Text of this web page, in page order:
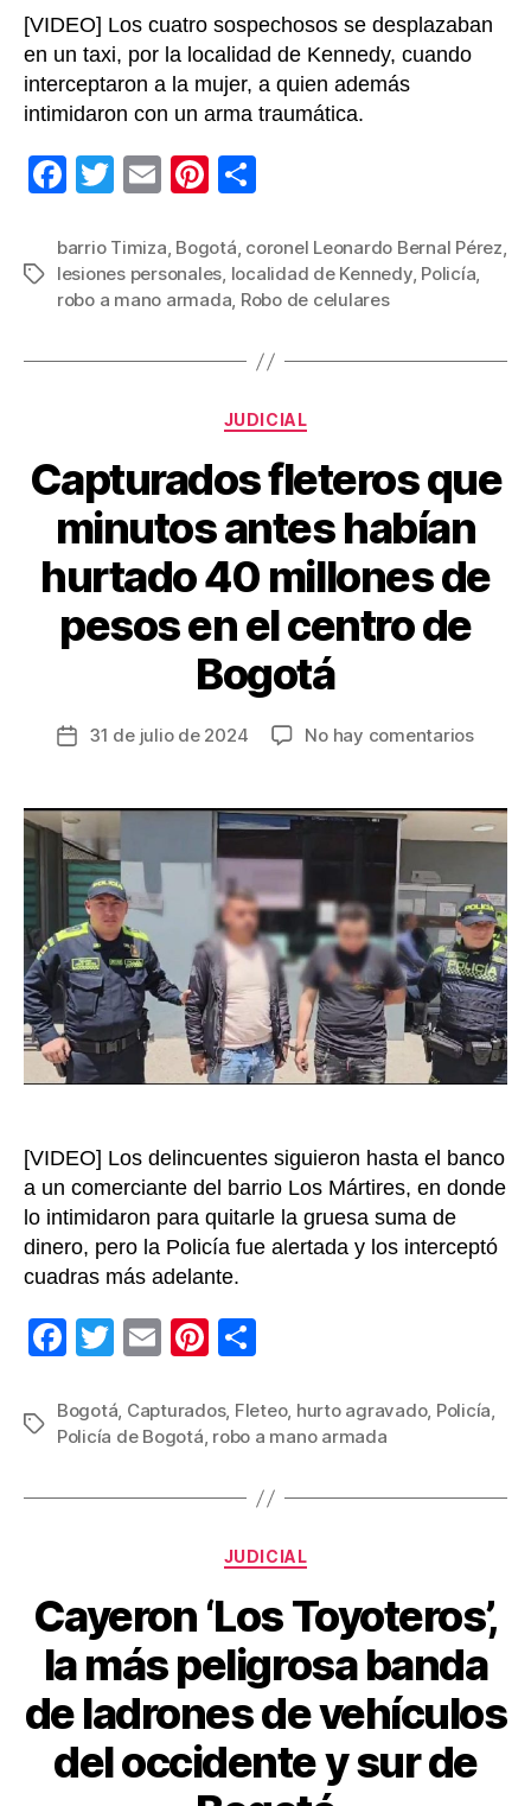
[VIDEO] Los cuatro sospechosos se desplazaban
en un taxi, por la localidad de Kennedy, cuando
interceptaron a la mujer, a quien además
intimidaron con un arma traumática.
F
c
e
o
T
tt
er
E
ail
Pi
er
e
m
p
tir
Etiquetas
barrio Timiza, Bogotá, coronel Leonardo Bernal Pérez,
lesiones personales, localidad de Kennedy, Policía,
robo a mano armada, Robo de celulares
Categorías
JUDICIAL
Capturados fleteros que
minutos antes habían
hurtado 40 millones de
pesos en el centro de
Bogotá
Fecha
entrada
31 de julio de 2024 No hay comentariosen
que
habían
40
de
pesos
en
el
[VIDEO] Los delincuentes siguieron hasta el banco
a un comerciante del barrio Los Mártires, en donde
lo intimidaron para quitarle la gruesa suma de
dinero, pero la Policía fue alertada y los interceptó
cuadras más adelante.
F
c
e
b
k
T
tt
er
E
ail
Pi
er
e
st
m
p
ar
Etiquetas
Bogotá, Capturados, Fleteo, hurto agravado, Policía,
Policía de Bogotá, robo a mano armada
Categorías
JUDICIAL
Cayeron ‘Los Toyoteros’,
la más peligrosa banda
de ladrones de vehículos
del occidente y sur de